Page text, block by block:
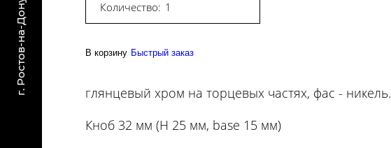
Количество:
В корзину Быстрый заказ
глянцевый хром на торцевых частях, фас - никель.
Кноб 32 мм (H 25 мм, base 15 мм)